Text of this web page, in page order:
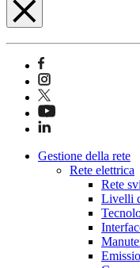
Gestione della rete
Rete elettrica
Rete
Livelli